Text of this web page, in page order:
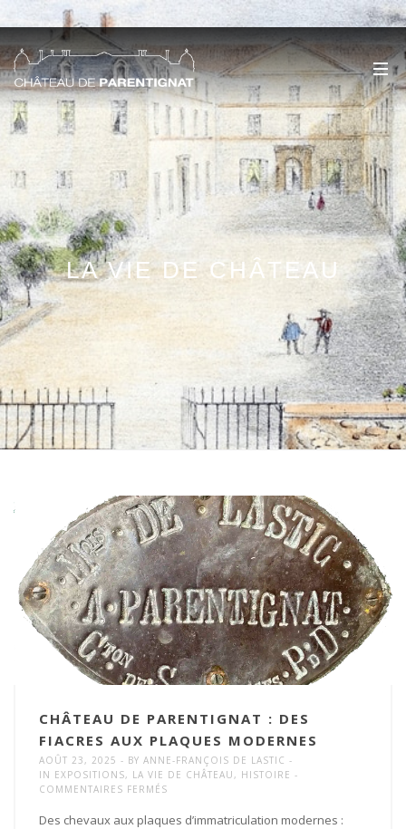
LA VIE DE CHÂTEAU
CHÂTEAU DE PARENTIGNAT : DES
FIACRES AUX PLAQUES MODERNES
AOÛT 23, 2025 BY ANNE-FRANÇOIS DE LASTIC
IN EXPOSITIONS, LA VIE DE CHÂTEAU , HISTOIRE
COMMENTAIRES FERMÉS
DE
Des chevaux aux plaques d’immatriculation modernes :